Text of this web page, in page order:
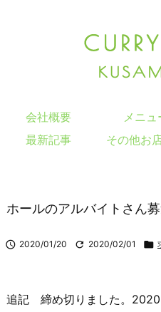
会社概要 メニュ
最新記事
その他お
ホールのアルバイトさん
 2020/01/20  2020/02/01 
追記 締め切りました。